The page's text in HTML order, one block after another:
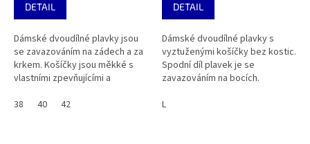
DETAIL
Dámské dvoudílné plavky jsou
se zavazováním na zádech a za
krkem. Košíčky jsou měkké s
vlastními zpevňujícími a
38
40 42
DETAIL
Dámské dvoudílné plavky s
vyztuženými košíčky bez kostic.
Spodní díl plavek je se
zavazováním na bocích.
L